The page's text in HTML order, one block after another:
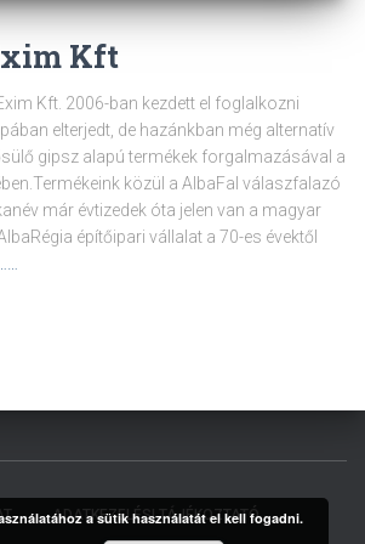
Kft
Kft. 2006-ban kezdett el foglalkozni
elterjedt, de hazánkban még alternatív
gipsz alapú termékek forgalmazásával a
közül a AlbaFal válaszfalazó
már évtizedek óta jelen van a magyar
építőipari vállalat a 70-es évektől
ADATKEZELÉSI TÁJÉKOZTATÓ
a sütik használatát el kell fogadni.